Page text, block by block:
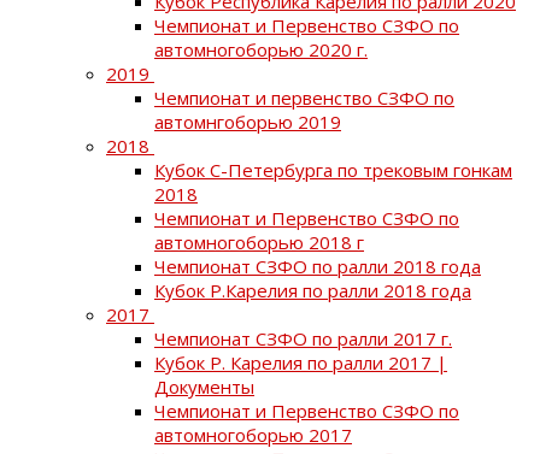
Чемпионат и Первенство СЗФО по
автомногоборью 2020 г.
2019
Чемпионат и первенство СЗФО по
автомнгоборью 2019
2018
Кубок С-Петербурга по трековым гонкам
2018
Чемпионат и Первенство СЗФО по
автомногоборью 2018 г
Чемпионат СЗФО по ралли 2018 года
Кубок Р.Карелия по ралли 2018 года
2017
Чемпионат СЗФО по ралли 2017 г.
Кубок Р. Карелия по ралли 2017 |
Документы
Чемпионат и Первенство СЗФО по
автомногоборью 2017